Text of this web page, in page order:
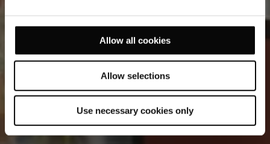
Allow all cookies
Allow selections
Use necessary cookies only